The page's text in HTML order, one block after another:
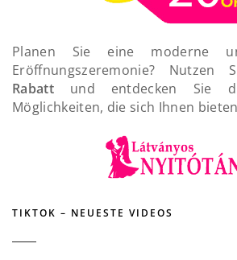
Planen Sie eine moderne
Eröffnungszeremonie?
Rabattund entdecken Sie
Möglichkeiten, die sich Ihnen
TIKTOK – NEUESTE VIDEOS